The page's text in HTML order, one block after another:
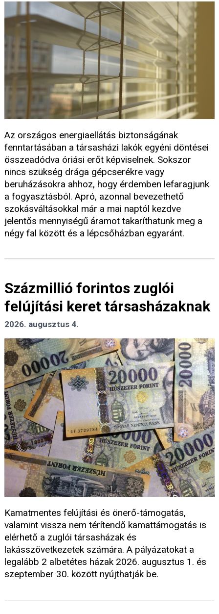
Az országos energiaellátás biztonságának
fenntartásában a társasházi lakók egyéni döntései
összeadódva óriási erőt képviselnek. Sokszor
nincs szükség drága gépcserékre vagy
beruházásokra ahhoz, hogy érdemben lefaragjunk
a fogyasztásból. Apró, azonnal bevezethető
szokásváltásokkal már a mai naptól kezdve
jelentős mennyiségű áramot takaríthatunk meg a
négy fal között és a lépcsőházban egyaránt.
Százmillió forintos zuglói
felújítási keret társasházaknak
2026. augusztus 4.
Kamatmentes felújítási és önerő-támogatás,
valamint vissza nem térítendő kamattámogatás is
elérhető a zuglói társasházak és
lakásszövetkezetek számára. A pályázatokat a
legalább 2 albetétes házak 2026. augusztus 1. és
szeptember 30. között nyújthatják be.